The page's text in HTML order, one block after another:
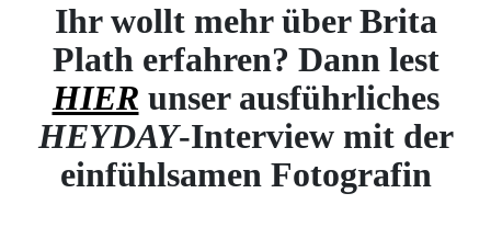
Ihr wollt mehr über Brita
Plath erfahren? Dann lest
HIER unser ausführliches
HEYDAY-Interview mit der
einfühlsamen Fotografin